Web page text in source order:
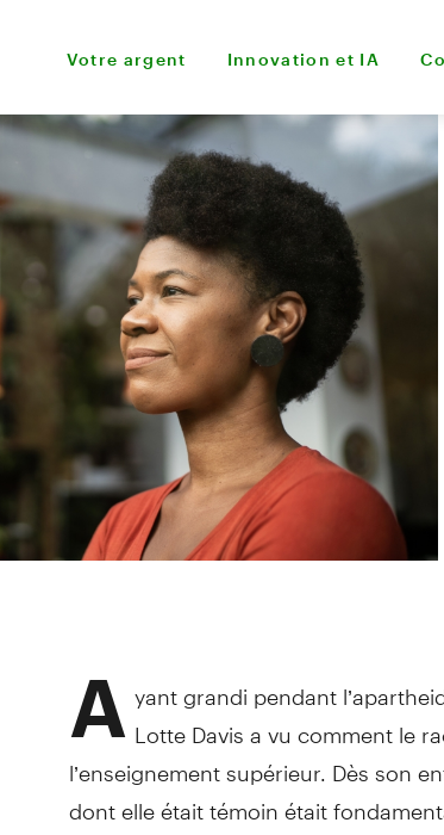
Votre argent Innovation et IA
A yant grandi pendant
Lotte Davis a vu comment le
l’enseignement supérieur. Dès son
dont elle était témoin était